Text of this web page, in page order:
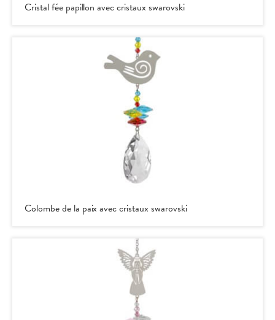
Cristal fée papillon avec cristaux swarovski
Colombe de la paix avec cristaux swarovski